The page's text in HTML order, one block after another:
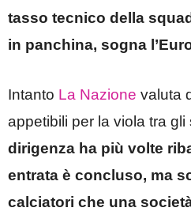
tasso tecnico della
in panchina, sogna
Intanto La Nazione valuta
appetibili per la viola tra gli
dirigenza ha più volte
entrata è concluso, ma
calciatori che una